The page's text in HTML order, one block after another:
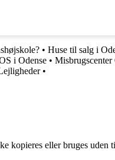
• Huse til salg i
i Odense • Misbrugscenter
•
kopieres eller bruges uden